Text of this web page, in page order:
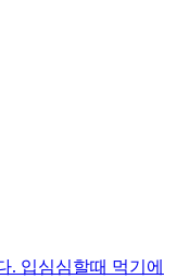
. 입심심할때 먹기에